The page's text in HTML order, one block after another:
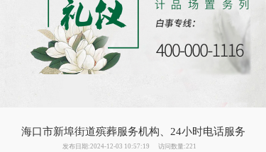
海口市新埠街道殡葬服务机构、24小时电话服务
发布日期:2024-12-03 10:57:19 访问数量:221